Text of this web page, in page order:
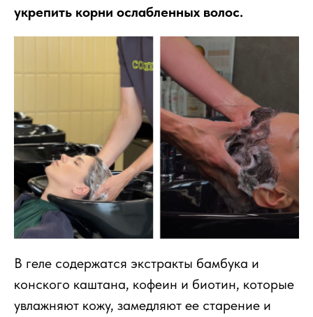
укрепить корни ослабленных волос.
В геле содержатся экстракты бамбука и
конского каштана, кофеин и биотин, которые
увлажняют кожу, замедляют ее старение и